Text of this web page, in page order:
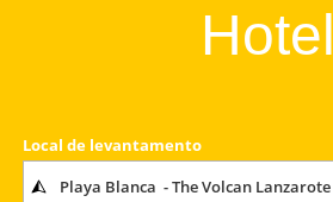
Hotel
Local de levantamento